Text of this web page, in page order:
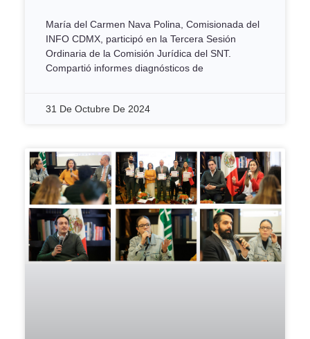
María del Carmen Nava Polina, Comisionada del
INFO CDMX, participó en la Tercera Sesión
Ordinaria de la Comisión Jurídica del SNT.
Compartió informes diagnósticos de
31 De Octubre De 2024